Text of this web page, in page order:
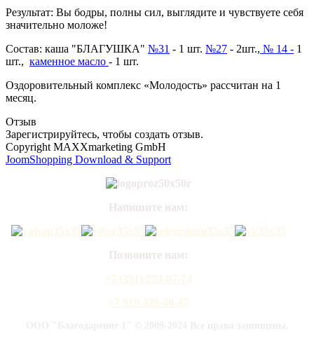
Результат: Вы бодры, полны сил, выглядите и чувствуете себя
значительно моложе!
Состав: каша "БЛАГУШКА" №31 - 1 шт. №27 - 2шт., № 14 - 1
шт., каменное масло - 1 шт.
Оздоровительный комплекс «Молодость» рассчитан на 1
месяц.
Отзыв
Зарегистрируйтесь, чтобы создать отзыв.
Copyright MAXXmarketing GmbH
JoomShopping Download & Support
Напишите нам:
Позвоните нам:
+7 (351) 223-07-74
+7 919 339-40-35